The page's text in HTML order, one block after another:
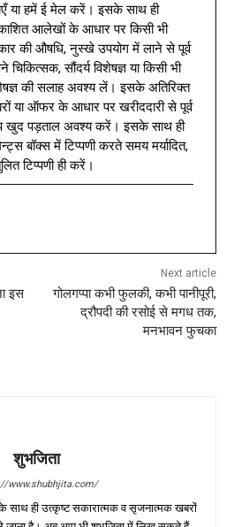
या हमें ई मेल करें। इसके साथ ही
आलेखों के आधार पर किसी भी
की औषधि, नुस्खे उपयोग में लाने से पूर्व
चिकित्सक, सौंदर्य विशेषज्ञ या किसी भी
की सलाह अवश्य लें। इसके अतिरिक्त
या ऑफर के आधार पर खरीददारी से पूर्व
खुद पड़ताल अवश्य करें। इसके साथ ही
बॉक्स में टिप्पणी करते समय मर्यादित,
टिप्पणी ही करें।
इस
Next article
गोलगप्पा कभी फुलकी, कभी पानीपूरी,
द्रौपदी की रसोई से मगध तक,
मनभावन फुचका
शुभजिता
www.shubhjita.com/
साथ ही उत्कृष्ट सकारात्मक व सृजनात्मक खबरों